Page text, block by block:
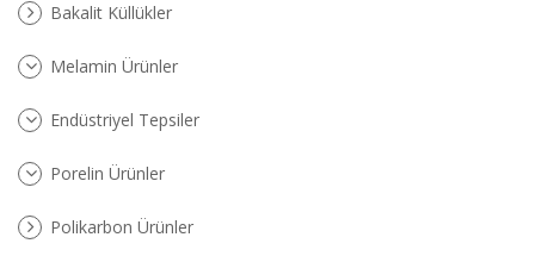
Bakalit Küllükler
Melamin Ürünler
Endüstriyel Tepsiler
Porelin Ürünler
Polikarbon Ürünler